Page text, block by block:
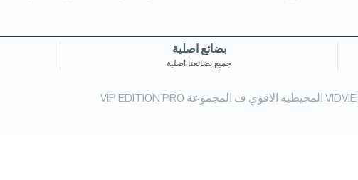
بضائع اصلية
جميع بضائعنا اصلية